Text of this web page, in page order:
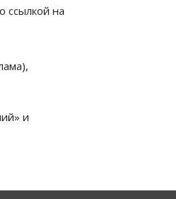
ссылкой на
и